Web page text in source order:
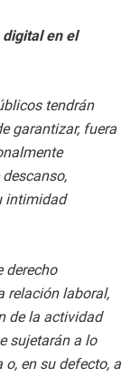
en el
tendrán
garantizar, fuera
intimidad
derecho
relación laboral,
de la actividad
sujetarán a lo
en su defecto, a